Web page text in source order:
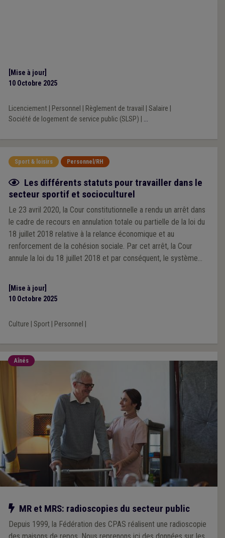
[Mise à jour]
10 Octobre 2025
Licenciement| Personnel Règlement de travail Salaire
Société de logement de service public (SLSP)
...
Sport & loisirs Personnel/RH
Fiche focus
Les différents statuts pour travailler dans le
secteur sportif et socioculturel
Le 23 avril 2020, la Cour constitutionnelle a rendu un arrêt dans
le cadre de recours en annulation totale ou partielle de la loi du
18 juillet 2018 relative à la relance économique et au
renforcement de la cohésion sociale. Par cet arrêt, la Cour
annule la loi du 18 juillet 2018 et par conséquent, le système
cadre du travail associatif, au motif que le système mis en
place par cette loi viole le principe constitutionnel d’égalité et
[Mise à jour]
10 Octobre 2025
Culture Sport| Personnel
Aînés
Notre action
MR et MRS: radioscopies du secteur public
Depuis 1999, la Fédération des CPAS réalisent une radioscopie